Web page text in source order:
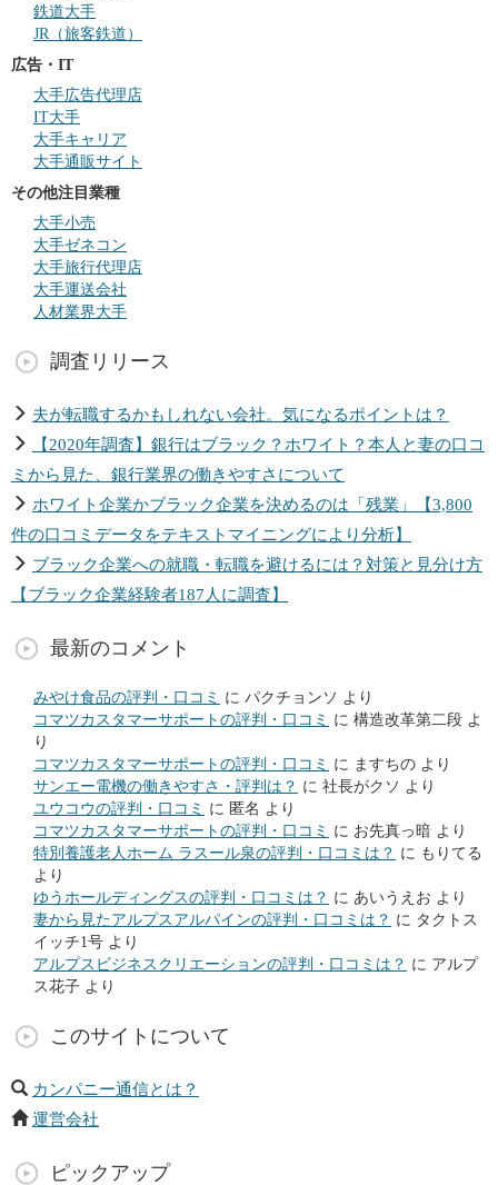
鉄道大手
JR（旅客鉄道）
広告・IT
大手広告代理店
IT大手
大手キャリア
大手通販サイト
その他注目業種
大手小売
大手ゼネコン
大手旅行代理店
大手運送会社
人材業界大手
調査リリース
夫が転職するかもしれない会社。気になるポイントは？
【2020年調査】銀行はブラック？ホワイト？本人と妻の口コ
ミから見た、銀行業界の働きやすさについて
ホワイト企業かブラック企業を決めるのは「残業」【3,800
件の口コミデータをテキストマイニングにより分析】
ブラック企業への就職・転職を避けるには？対策と見分け方
【ブラック企業経験者187人に調査】
最新のコメント
みやけ食品の評判・口コミ に パクチョンソ より
コマツカスタマーサポートの評判・口コミ に 構造改革第二段 よ
り
コマツカスタマーサポートの評判・口コミ に ますちの より
サンエー電機の働きやすさ・評判は？ に 社長がクソ より
ユウコウの評判・口コミ に 匿名 より
コマツカスタマーサポートの評判・口コミ に お先真っ暗 より
特別養護老人ホーム ラスール泉の評判・口コミは？ に もりてる
より
ゆうホールディングスの評判・口コミは？ に あいうえお より
妻から見たアルプスアルパインの評判・口コミは？ に タクトス
イッチ1号 より
アルプスビジネスクリエーションの評判・口コミは？ に アルプ
ス花子 より
このサイトについて
カンパニー通信とは？
運営会社
ピックアップ